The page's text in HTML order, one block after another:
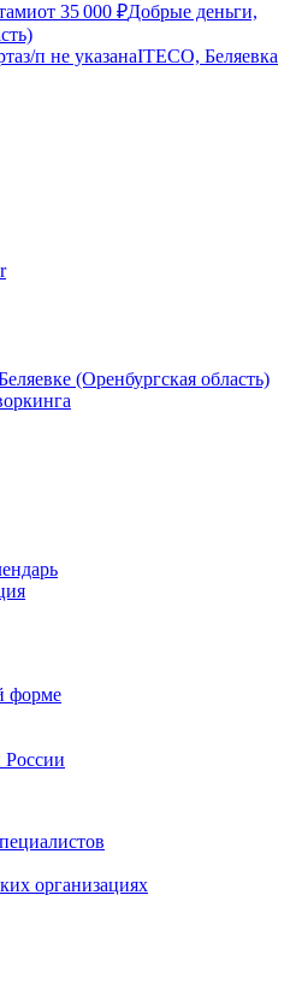
от 35 000 ₽Добрые деньги,
з/п не указанаITECO, Беляевка
(Оренбургская область)
форме
России
организациях